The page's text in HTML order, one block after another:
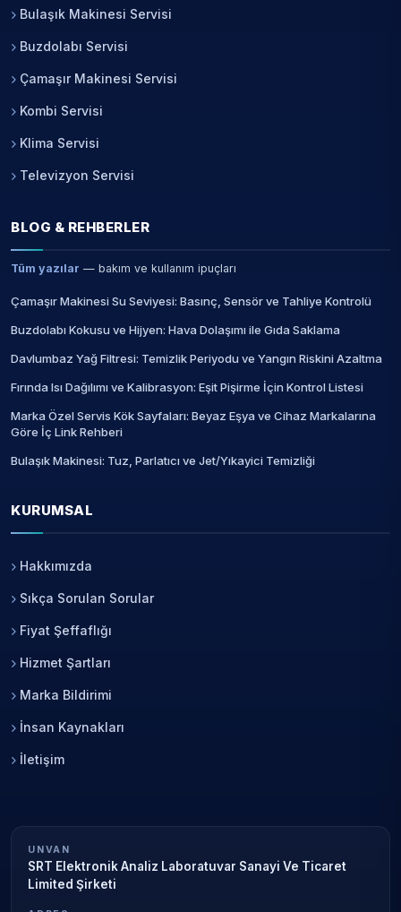
Bulaşık Makinesi Servisi
Buzdolabı Servisi
Çamaşır Makinesi Servisi
Kombi Servisi
Klima Servisi
Televizyon Servisi
BLOG & REHBERLER
Tüm yazılar — bakım ve kullanım ipuçları
Çamaşır Makinesi Su Seviyesi: Basınç, Sensör ve Tahliye Kontrolü
Buzdolabı Kokusu ve Hijyen: Hava Dolaşımı ile Gıda Saklama
Davlumbaz Yağ Filtresi: Temizlik Periyodu ve Yangın Riskini Azaltma
Fırında Isı Dağılımı ve Kalibrasyon: Eşit Pişirme İçin Kontrol Listesi
Marka Özel Servis Kök Sayfaları: Beyaz Eşya ve Cihaz Markalarına
Göre İç Link Rehberi
Bulaşık Makinesi: Tuz, Parlatıcı ve Jet/Yıkayici Temizliği
KURUMSAL
Hakkımızda
Sıkça Sorulan Sorular
Fiyat Şeffaflığı
Hizmet Şartları
Marka Bildirimi
İnsan Kaynakları
İletişim
UNVAN
SRT Elektronik Analiz Laboratuvar Sanayi Ve Ticaret
Limited Şirketi